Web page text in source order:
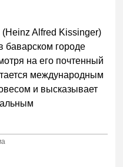
Alfred Kissinger)
баварском городе
на его почтенный
международным
и высказывает